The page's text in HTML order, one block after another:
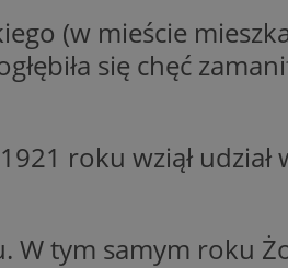
(w mieście
się chęć
roku wziął udział
W tym samym roku
użytkownik nie
preferencji,
z regulacjami
gościa na
celów
usługę Cookie-